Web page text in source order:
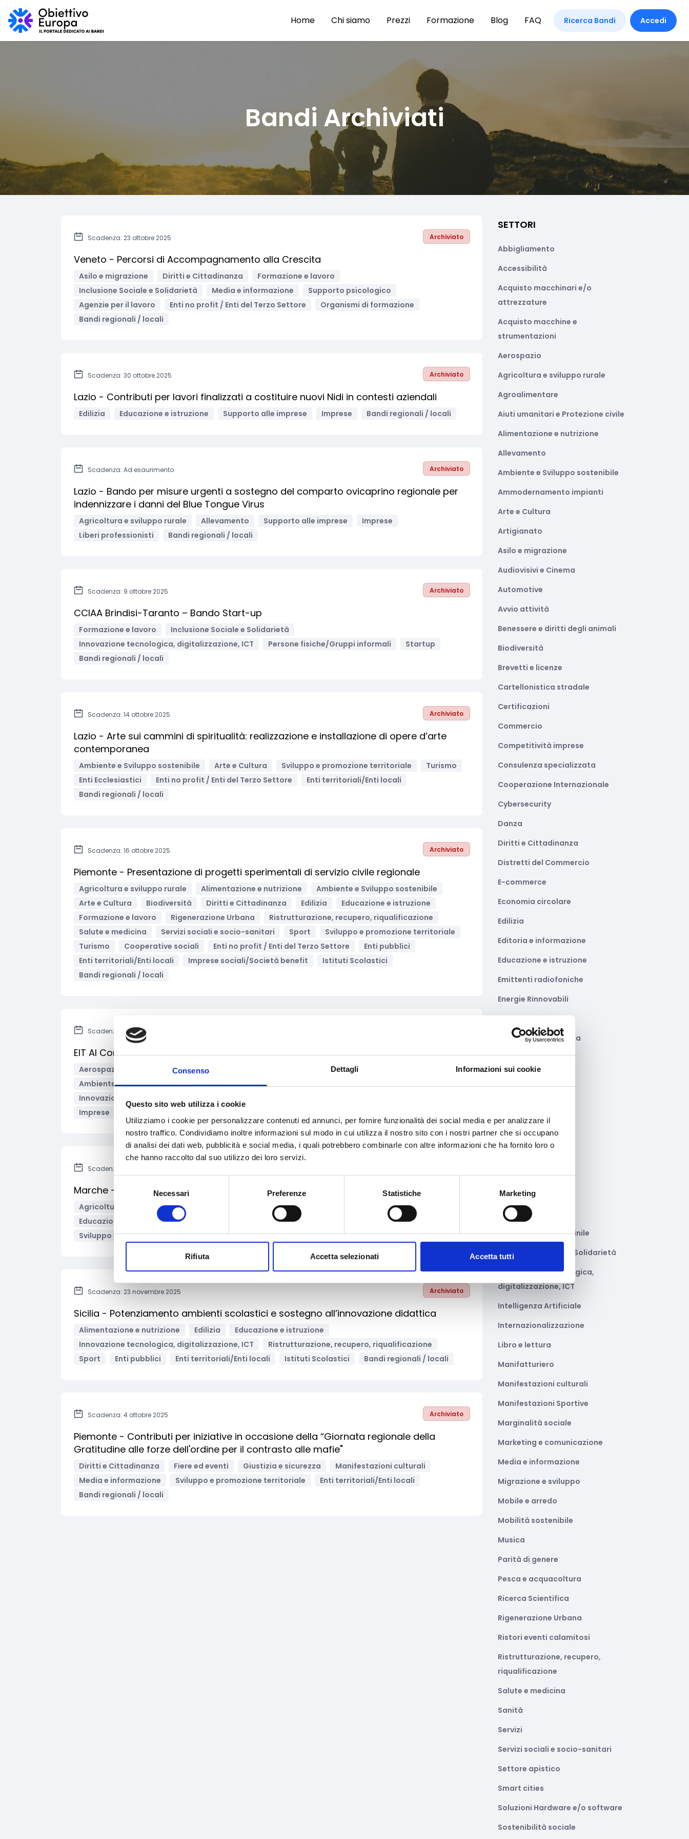
Consenso Dettagli Informazioni sui cookie
Questo sito web utilizza i cookie
Utilizziamo i cookie per personalizzare contenuti ed annunci, per fornire funzionalità dei social media e per analizzare il
nostro traffico. Condividiamo inoltre informazioni sul modo in cui utilizza il nostro sito con i nostri partner che si occupano
di analisi dei dati web, pubblicità e social media, i quali potrebbero combinarle con altre informazioni che ha fornito loro o
che hanno raccolto dal suo utilizzo dei loro servizi.
del
consenso
Necessari Preferenze Statistiche Marketing
Rifiuta Accetta selezionati Accetta tutti
Home Chi siamo Prezzi Formazione Blog FAQ Ricerca Bandi Accedi
Bandi Archiviati
Scadenza: 23 ottobre 2025 Archiviato
Veneto - Percorsi di Accompagnamento alla Crescita
Asilo e migrazione Diritti e Cittadinanza
Formazione e lavoro
Inclusione Sociale e Solidarietà
Media e informazione
Supporto psicologico
Agenzie per il lavoro
Enti no profit / Enti del Terzo Settore
Organismi di formazione
Bandi regionali / locali
Scadenza: 30 ottobre 2025 Archiviato
Lazio - Contributi per lavori finalizzati a costituire nuovi Nidi in contesti aziendali
Edilizia Educazione e istruzione Supporto alle imprese Imprese Bandi regionali / locali
Scadenza: Ad esaurimento Archiviato
Lazio - Bando per misure urgenti a sostegno del comparto ovicaprino regionale per
indennizzare i danni del Blue Tongue Virus
Agricoltura e sviluppo rurale Allevamento Supporto alle imprese
Imprese
Liberi professionisti
Bandi regionali / locali
Scadenza: 9 ottobre 2025 Archiviato
CCIAA Brindisi-Taranto – Bando Start-up
Formazione e lavoro
Inclusione Sociale e Solidarietà
Innovazione tecnologica, digitalizzazione, ICT
Persone fisiche/Gruppi informali
Startup
Bandi regionali / locali
Scadenza: 14 ottobre 2025 Archiviato
Lazio - Arte sui cammini di spiritualità: realizzazione e installazione di opere d’arte
contemporanea
Ambiente e Sviluppo sostenibile Arte e Cultura Sviluppo e promozione territoriale
Turismo
Enti Ecclesiastici
Enti no profit / Enti del Terzo Settore
Enti territoriali/Enti locali
Bandi regionali / locali
Scadenza: 16 ottobre 2025 Archiviato
Piemonte - Presentazione di progetti sperimentali di servizio civile regionale
Agricoltura e sviluppo rurale Alimentazione e nutrizione
Ambiente e Sviluppo sostenibile
Arte e Cultura
Biodiversità Diritti e Cittadinanza Edilizia
Educazione e istruzione
Formazione e lavoro
Rigenerazione Urbana
Ristrutturazione, recupero, riqualificazione
Salute e medicina
Servizi sociali e socio-sanitari Sport
Sviluppo e promozione territoriale
Turismo
Cooperative sociali Enti no profit / Enti del Terzo Settore
Enti pubblici
Enti territoriali/Enti locali
Imprese sociali/Società benefit
Istituti Scolastici
Bandi regionali / locali
Scadenza: 29 ottobre 2025
EIT AI Community - AI Challenge 2025
Aerospazio Agricoltura e sviluppo rurale
Alimentazione e nutrizione
Ambiente e Sviluppo sostenibile
Formazione e lavoro
Giustizia e sicurezza
Innovazione tecnologica, digitalizzazione, ICT
Imprese
Scadenza: 4 novembre 2025
Marche - Campagna educativo-alimentare PappaFish
Agricoltura e sviluppo rurale Alimentazione e nutrizione
Ambiente e Sviluppo sostenibile
Educazione e istruzione
Fiere ed eventi Pesca e acquacoltura
Salute e medicina
Sviluppo e promozione territoriale
Enti territoriali/Enti locali Bandi regionali / locali
Scadenza: 23 novembre 2025 Archiviato
Sicilia - Potenziamento ambienti scolastici e sostegno all’innovazione didattica
Alimentazione e nutrizione Edilizia
Educazione e istruzione
Innovazione tecnologica, digitalizzazione, ICT
Ristrutturazione, recupero, riqualificazione
Sport
Enti pubblici Enti territoriali/Enti locali Istituti Scolastici Bandi regionali / locali
Scadenza: 4 ottobre 2025 Archiviato
Piemonte - Contributi per iniziative in occasione della “Giornata regionale della
Gratitudine alle forze dell'ordine per il contrasto alle mafie"
Diritti e Cittadinanza Fiere ed eventi Giustizia e sicurezza
Manifestazioni culturali
Media e informazione
Sviluppo e promozione territoriale
Enti territoriali/Enti locali
Bandi regionali / locali
SETTORI
Abbigliamento
Accessibilità
Acquisto macchinari e/o
attrezzature
Acquisto macchine e
strumentazioni
Aerospazio
Agricoltura e sviluppo rurale
Agroalimentare
Aiuti umanitari e Protezione civile
Alimentazione e nutrizione
Allevamento
Ambiente e Sviluppo sostenibile
Ammodernamento impianti
Arte e Cultura
Artigianato
Asilo e migrazione
Audiovisivi e Cinema
Automotive
Avvio attività
Benessere e diritti degli animali
Biodiversità
Brevetti e licenze
Cartellonistica stradale
Certificazioni
Commercio
Competitività imprese
Consulenza specializzata
Cooperazione Internazionale
Cybersecurity
Danza
Diritti e Cittadinanza
Distretti del Commercio
E-commerce
Economia circolare
Edilizia
Editoria e informazione
Educazione e istruzione
Emittenti radiofoniche
Energie Rinnovabili
Farmaceutico
Farmacia e/o chimica
Fashion
Formazione e lavoro
Fotovoltaico
Giustizia e sicurezza
Green economy
Impianti sportivi
Imprenditoria femminile
Inclusione Sociale e Solidarietà
Innovazione tecnologica,
digitalizzazione, ICT
Intelligenza Artificiale
Internazionalizzazione
Libro e lettura
Manifatturiero
Manifestazioni culturali
Manifestazioni Sportive
Marginalità sociale
Marketing e comunicazione
Media e informazione
Migrazione e sviluppo
Mobile e arredo
Mobilità sostenibile
Musica
Parità di genere
Pesca e acquacoltura
Ricerca Scientifica
Rigenerazione Urbana
Ristori eventi calamitosi
Ristrutturazione, recupero,
riqualificazione
Salute e medicina
Sanità
Servizi
Servizi sociali e socio-sanitari
Settore apistico
Smart cities
Soluzioni Hardware e/o software
Sostenibilità sociale